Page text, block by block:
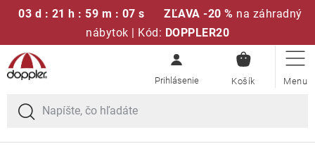
03 d : 21 h : 59 m : 06 s ZĽAVA -20 % na záhradný
nábytok | Kód: DOPPLER20
Prejsť
na
obsah
KOŠÍK
Sedacie súpravy
Slnečníky